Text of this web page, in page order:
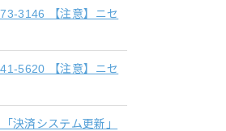
3146 【注意】ニセ
5620 【注意】ニセ
決済システム更新」